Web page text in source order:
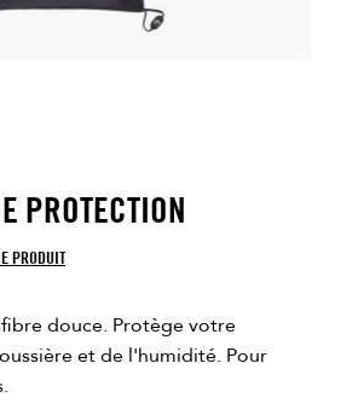
PROTECTION
PRODUIT
douce. Protège votre
et de l'humidité. Pour